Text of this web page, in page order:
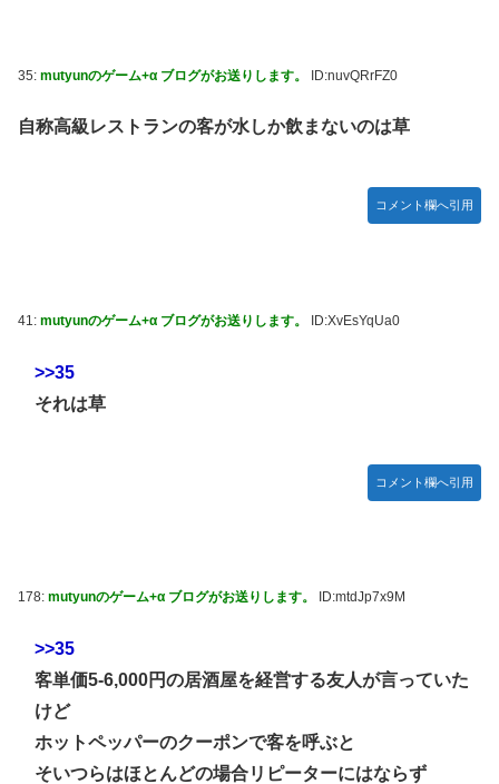
35: mutyunのゲーム+α ブログがお送りします。 ID:nuvQRrFZ0
自称高級レストランの客が水しか飲まないのは草
コメント欄へ引用
41: mutyunのゲーム+α ブログがお送りします。 ID:XvEsYqUa0
>>35
それは草
コメント欄へ引用
178: mutyunのゲーム+α ブログがお送りします。 ID:mtdJp7x9M
>>35
客単価5-6,000円の居酒屋を経営する友人が言っていた
けど
ホットペッパーのクーポンで客を呼ぶと
そいつらはほとんどの場合リピーターにはならず